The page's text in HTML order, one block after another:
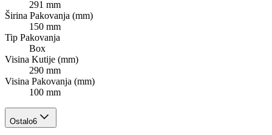
291 mm
Širina Pakovanja (mm)
150 mm
Tip Pakovanja
Box
Visina Kutije (mm)
290 mm
Visina Pakovanja (mm)
100 mm
Ostalo6